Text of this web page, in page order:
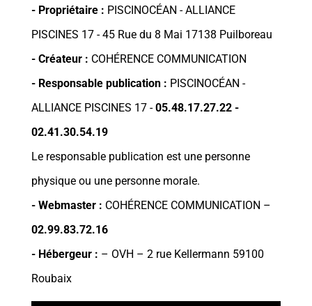
- Propriétaire : PISCINOCÉAN - ALLIANCE
PISCINES 17 -45 Rue du 8 Mai 17138 Puilboreau
- Créateur : COHÉRENCE COMMUNICATION
- Responsable publication : PISCINOCÉAN -
ALLIANCE PISCINES 17 -05.48.17.27.22 -
02.41.30.54.19
Le responsable publication est une personne
physique ou une personne morale.
- Webmaster : COHÉRENCE COMMUNICATION –
02.99.83.72.16
- Hébergeur : – OVH – 2 rue Kellermann 59100
Roubaix